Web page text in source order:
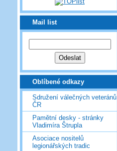
Mail list
Oblíbené odkazy
Sdružení válečných veteránů
ČR
Pamětní desky - stránky
Vladimíra Štrupla
Asociace nositelů
legionářských tradic